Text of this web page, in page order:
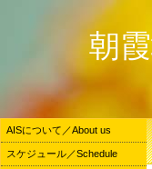
朝
AISについて／About us
スケジュール／Schedule